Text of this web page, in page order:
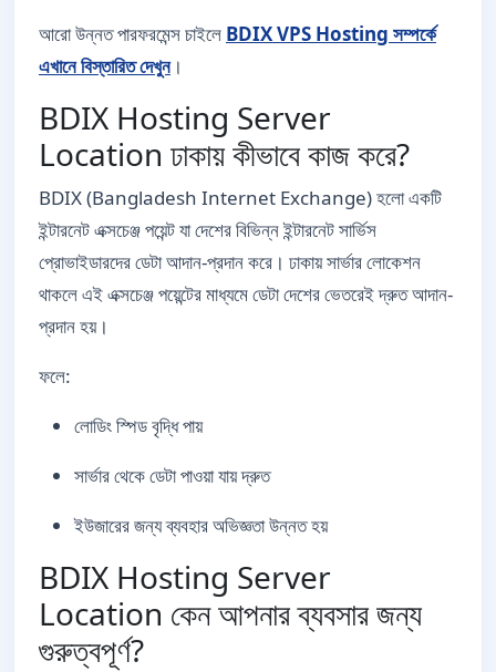
আরো উন্নত পারফরমেন্স চাইলে BDIX VPS Hosting সম্পর্কে
এখানে বিস্তারিত দেখুন।
BDIX Hosting Server
Location ঢাকায় কীভাবে কাজ করে?
BDIX (Bangladesh Internet Exchange) হলো একটি
ইন্টারনেট এক্সচেঞ্জ পয়েন্ট যা দেশের বিভিন্ন ইন্টারনেট সার্ভিস
প্রোভাইডারদের ডেটা আদান-প্রদান করে। ঢাকায় সার্ভার লোকেশন
থাকলে এই এক্সচেঞ্জ পয়েন্টের মাধ্যমে ডেটা দেশের ভেতরেই দ্রুত আদান-
প্রদান হয়।
ফলে:
লোডিং স্পিড বৃদ্ধি পায়
সার্ভার থেকে ডেটা পাওয়া যায় দ্রুত
ইউজারের জন্য ব্যবহার অভিজ্ঞতা উন্নত হয়
BDIX Hosting Server
Location কেন আপনার ব্যবসার জন্য
গুরুত্বপূর্ণ?